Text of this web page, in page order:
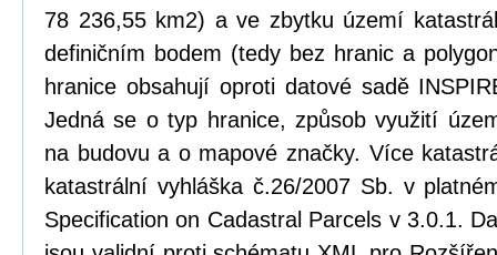
78 236,55 km2) a ve zbytku území
definičním bodem (tedy bez hranic a
hranice obsahují oproti datové sadě
Jedná se o typ hranice, způsob využití
na budovu a o mapové značky. Více
katastrální vyhláška č.26/2007 Sb. v
Specification on Cadastral Parcels v 3.0.1.